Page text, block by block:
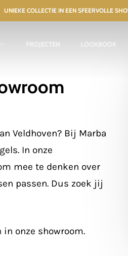
COLLECTIE IN EEN
PROJECTEN LOOKBOOK
Veldhoven? Bij Marba
In onze
mee te denken over
passen. Dus zoek jij
onze showroom.